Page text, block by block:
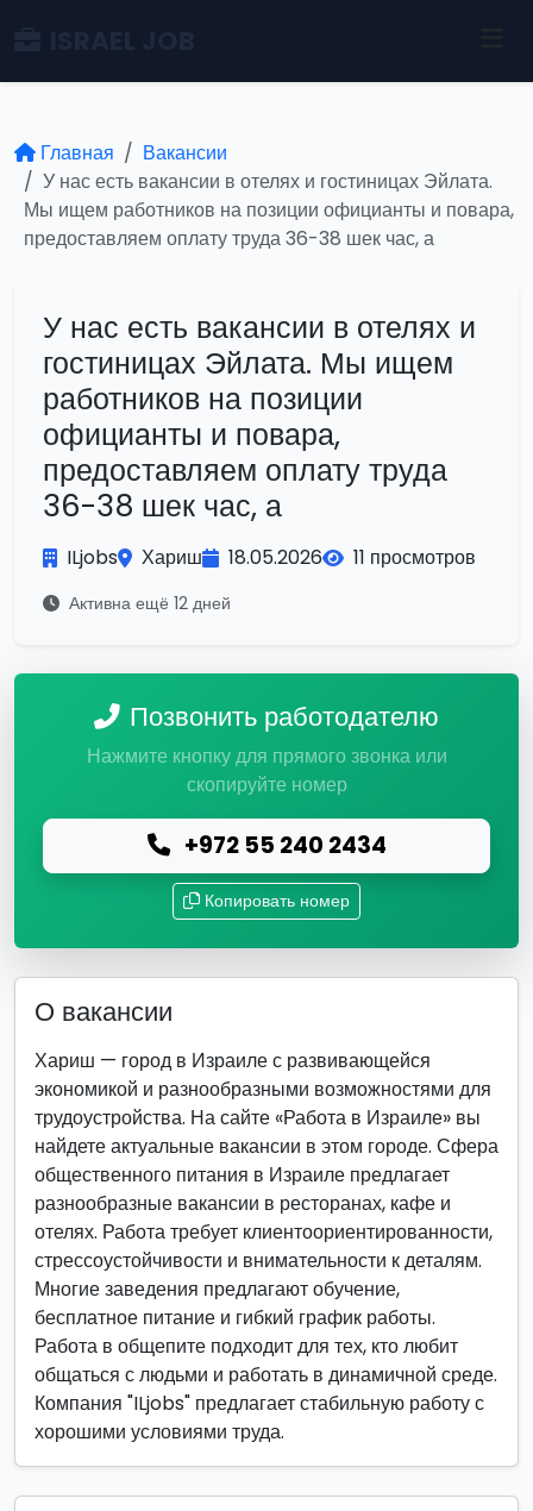
Главная
Вакансии
У нас есть вакансии в отелях и гостиницах Эйлата.
Мы ищем работников на позиции официанты и повара,
предоставляем оплату труда 36-38 шек час, а
У нас есть вакансии в отелях и
гостиницах Эйлата. Мы ищем
работников на позиции
официанты и повара,
предоставляем оплату труда
36-38 шек час, а
ILjobs Хариш 18.05.2026 11 просмотров
Активна ещё 12 дней
Позвонить работодателю
Нажмите кнопку для прямого звонка или
скопируйте номер
+972 55 240 2434
Копировать номер
О вакансии
Хариш — город в Израиле с развивающейся
экономикой и разнообразными возможностями для
трудоустройства. На сайте «Работа в Израиле» вы
найдете актуальные вакансии в этом городе. Сфера
общественного питания в Израиле предлагает
разнообразные вакансии в ресторанах, кафе и
отелях. Работа требует клиентоориентированности,
стрессоустойчивости и внимательности к деталям.
Многие заведения предлагают обучение,
бесплатное питание и гибкий график работы.
Работа в общепите подходит для тех, кто любит
общаться с людьми и работать в динамичной среде.
Компания "ILjobs" предлагает стабильную работу с
хорошими условиями труда.